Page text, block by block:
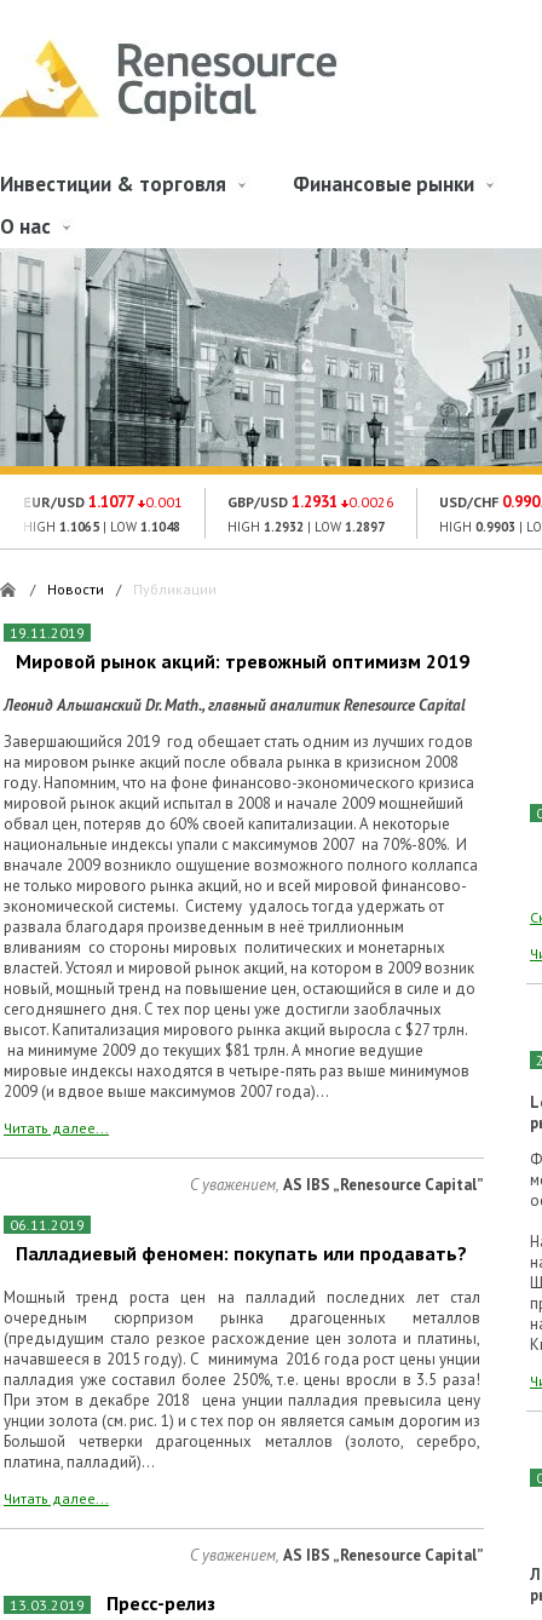
Инвестиции & торговля Финансовые рынки
О нас
EUR/USD 1.1077 0.001
HIGH 1.1065 | LOW 1.1048
GBP/USD 1.2931 0.0026
HIGH 1.2932 | LOW 1.2897
USD/CHF
HIGH 0.9903 |
/ Новости / Публикации
19.11.2019
Мировой рынок акций: тревожный оптимизм 2019
Леонид Альшанский Dr. Math., главный аналитик Renesource Capital
Завершающийся 2019 год обещает стать одним из лучших годов
на мировом рынке акций после обвала рынка в кризисном 2008
году. Напомним, что на фоне финансово-экономического кризиса
мировой рынок акций испытал в 2008 и начале 2009 мощнейший
обвал цен, потеряв до 60% своей капитализации. А некоторые
национальные индексы упали с максимумов 2007 на 70%-80%. И
вначале 2009 возникло ощущение возможного полного коллапса
не только мирового рынка акций, но и всей мировой финансово-
экономической системы. Систему удалось тогда удержать от
развала благодаря произведенным в неё триллионным
вливаниям со стороны мировых политических и монетарных
властей. Устоял и мировой рынок акций, на котором в 2009 возник
новый, мощный тренд на повышение цен, остающийся в силе и до
сегодняшнего дня. С тех пор цены уже достигли заоблачных
высот. Капитализация мирового рынка акций выросла с $27 трлн.
на минимуме 2009 до текущих $81 трлн. А многие ведущие
мировые индексы находятся в четыре-пять раз выше минимумов
2009 (и вдвое выше максимумов 2007 года)...
Читать далее...
С уважением, AS IBS „Renesource Capital”
06.11.2019
Палладиевый феномен: покупать или продавать?
Мощный тренд роста цен на палладий последних лет стал
очередным сюрпризом рынка драгоценных металлов
(предыдущим стало резкое расхождение цен золота и платины,
начавшееся в 2015 году). С минимума 2016 года рост цены унции
палладия уже составил более 250%, т.е. цены вросли в 3.5 раза!
При этом в декабре 2018 цена унции палладия превысила цену
унции золота (см. рис. 1) и с тех пор он является самым дорогим из
Большой четверки драгоценных металлов (золото, серебро,
платина, палладий)...
Читать далее...
С уважением, AS IBS „Renesource Capital”
13.03.2019 Пресс-релиз